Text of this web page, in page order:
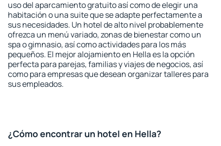
uso del aparcamiento gratuito así como de elegir una
habitación o una suite que se adapte perfectamente a
sus necesidades. Un hotel de alto nivel probablemente
ofrezca un menú variado, zonas de bienestar como un
spa o gimnasio, así como actividades para los más
pequeños. El mejor alojamiento en Hella es la opción
perfecta para parejas, familias y viajes de negocios, así
como para empresas que desean organizar talleres para
sus empleados.
¿Cómo encontrar un hotel en Hella?